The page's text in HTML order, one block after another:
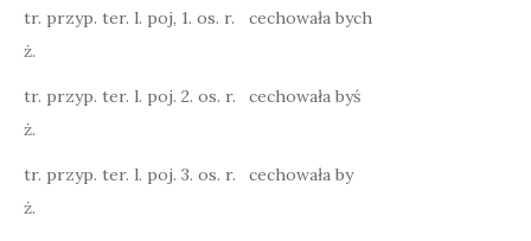
tr. przyp. ter. l. poj, 1. os. r.
ż.
cechowała bych
tr. przyp. ter. l. poj. 2. os. r.
ż.
cechowała byś
tr. przyp. ter. l. poj. 3. os. r.
ż.
cechowała by